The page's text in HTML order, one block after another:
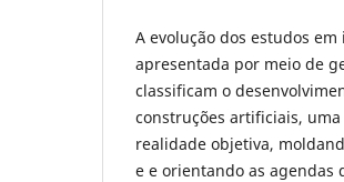
A evolução dos estudos
apresentada por meio de
classificam o
construções artificiais,
realidade objetiva,
e e orientando as agendas